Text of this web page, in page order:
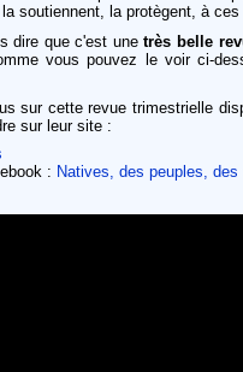
soutiennent, la protègent, à ces
dire que c'est unetrès belle
vous pouvez le voir ci-
sur cette revue trimestrielle
sur leur site :
: Natives, des peuples, des